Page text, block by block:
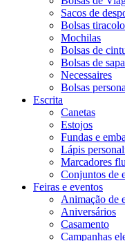
Sacos de
Bolsas
Mochilas
Bolsas de
Bolsas de
Necessaires
Bolsas
Escrita
Canetas
Estojos
Fundas e
Lápis
Marcadores
Conjuntos de
Feiras e eventos
Animação de
Aniversários
Casamento
Campanhas